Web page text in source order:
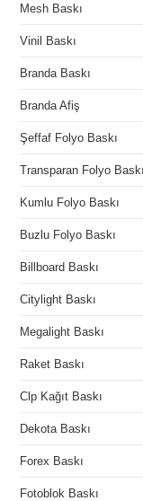
Mesh Baskı
Vinil Baskı
Branda Baskı
Branda Afiş
Şeffaf Folyo Baskı
Transparan Folyo Baskı
Kumlu Folyo Baskı
Buzlu Folyo Baskı
Billboard Baskı
Citylight Baskı
Megalight Baskı
Raket Baskı
Clp Kağıt Baskı
Dekota Baskı
Forex Baskı
Fotoblok Baskı